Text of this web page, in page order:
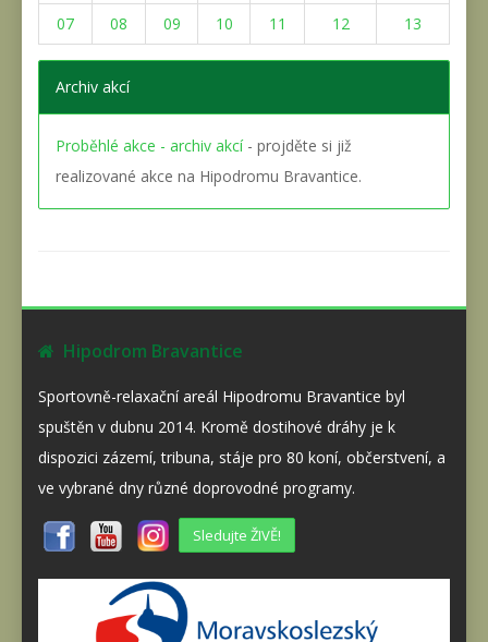
07 08 09 10 11 12 13
Archiv akcí
Proběhlé akce - archiv akcí- projděte si již
realizované akce na Hipodromu Bravantice.
Hipodrom Bravantice
Sportovně-relaxační areál Hipodromu Bravantice byl
spuštěn v dubnu 2014. Kromě dostihové dráhy je k
dispozici zázemí, tribuna, stáje pro 80 koní, občerstvení, a
ve vybrané dny různé doprovodné programy.
Sledujte ŽIVĚ!